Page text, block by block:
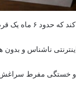
ناشناس و
و خستگی مفرط